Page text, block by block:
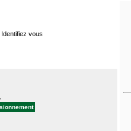
Identifiez vous